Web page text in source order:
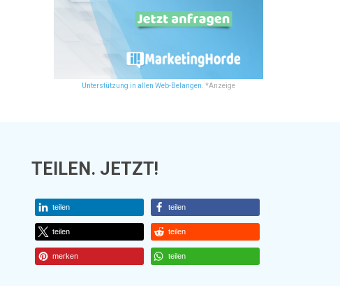
Unterstützung in allen Web-Belangen. *Anzeige
TEILEN. JETZT!
teilen teilen
teilen teilen
merken teilen